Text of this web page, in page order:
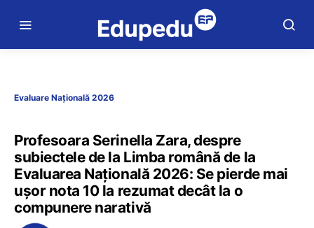
Evaluare Națională 2026
Profesoara Serinella Zara, despre
subiectele de la Limba română de la
Evaluarea Națională 2026: Se pierde mai
ușor nota 10 la rezumat decât la o
compunere narativă